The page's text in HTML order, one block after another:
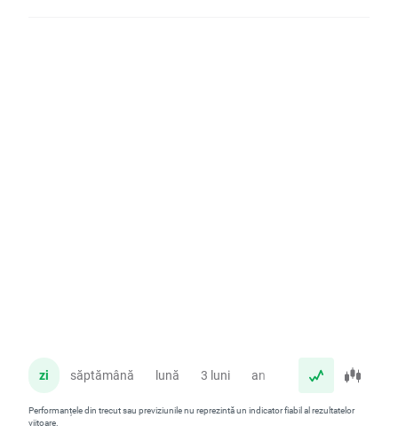
zi săptămână lună 3 luni an
Performanțele din trecut sau previziunile nu reprezintă un indicator fiabil al rezultatelor
viitoare.